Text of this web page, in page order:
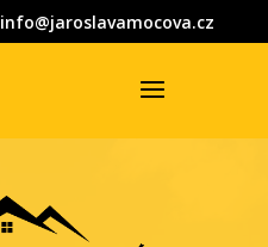
info@jaroslavamocova.cz